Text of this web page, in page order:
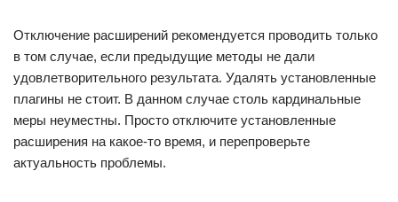
Отключение расширений рекомендуется проводить только
в том случае, если предыдущие методы не дали
удовлетворительного результата. Удалять установленные
плагины не стоит. В данном случае столь кардинальные
меры неуместны. Просто отключите установленные
расширения на какое-то время, и перепроверьте
актуальность проблемы.